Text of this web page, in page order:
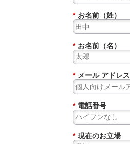
* お名前（姓）
* お名前（名）
* メール アドレス
* 電話番号
* 現在のお立場